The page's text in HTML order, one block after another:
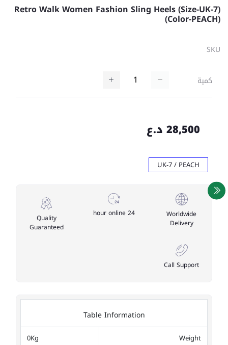
Retro Walk Women Fashion Sling Heels (Size-UK-7)
(Color-PEACH)
SKU
كمية
28,500 د.ع
UK-7 / PEACH
Worldwide
Delivery
24 hour online
Quality
Guaranteed
Call Support
Table Information
Weight
0Kg